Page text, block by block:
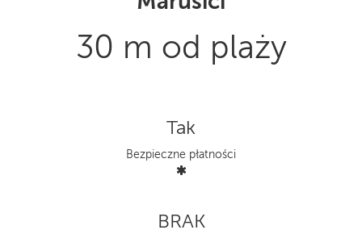
30 m od plaży
Tak
Bezpieczne płatności
BRAK